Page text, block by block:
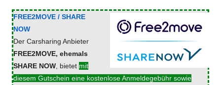
FREE2MOVE / SHARE
NOW
Der Carsharing Anbieter
FREE2MOVE, ehemals
SHARE NOW , bietet mit
diesem Gutschein eine kostenlose Anmeldegebühr sowie